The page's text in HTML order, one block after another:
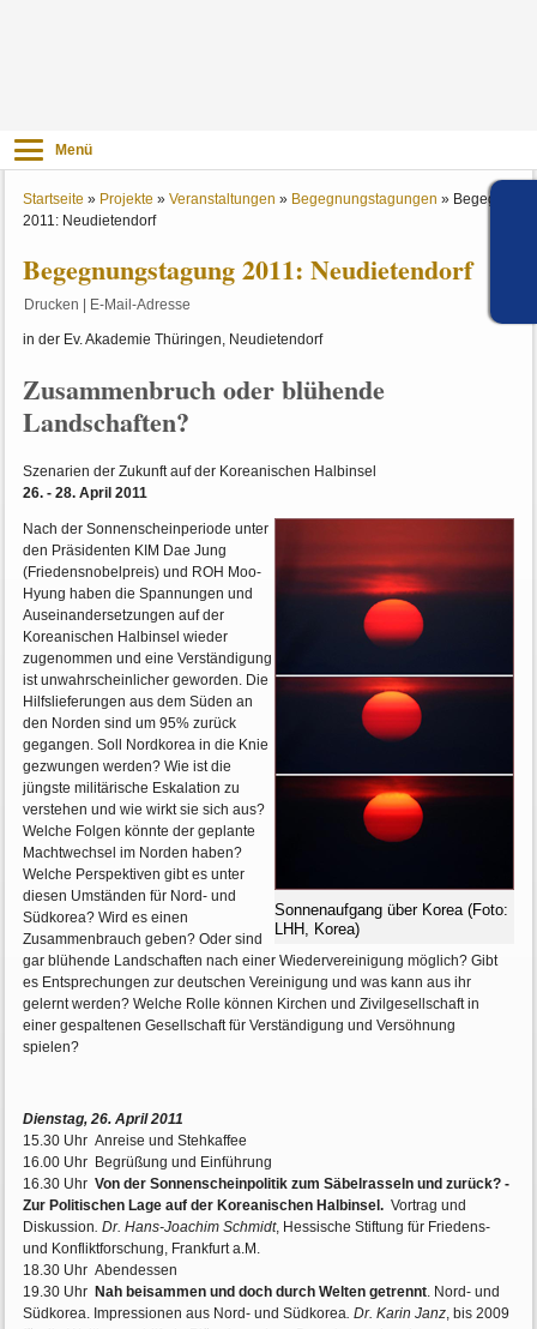
Menü
Startseite » Projekte »Veranstaltungen » Begegnungstagungen »
2011: Neudietendorf
Begegnungstagung 2011: Neudietendorf
Drucken E-Mail-Adresse
in der Ev. Akademie Thüringen, Neudietendorf
Zusammenbruch oder blühende
Landschaften?
Szenarien der Zukunft auf der Koreanischen Halbinsel
26. - 28. April 2011
Sonnenaufgang über Korea (Foto:
LHH, Korea)
Nach der Sonnenscheinperiode unter
den Präsidenten KIM Dae Jung
(Friedensnobelpreis) und ROH Moo-
Hyung haben die Spannungen und
Auseinandersetzungen auf der
Koreanischen Halbinsel wieder
zugenommen und eine Verständigung
ist unwahrscheinlicher geworden. Die
Hilfslieferungen aus dem Süden an
den Norden sind um 95% zurück
gegangen. Soll Nordkorea in die Knie
gezwungen werden? Wie ist die
jüngste militärische Eskalation zu
verstehen und wie wirkt sie sich aus?
Welche Folgen könnte der geplante
Machtwechsel im Norden haben?
Welche Perspektiven gibt es unter
diesen Umständen für Nord- und
Südkorea? Wird es einen
Zusammenbrauch geben? Oder sind
gar blühende Landschaften nach einer Wiedervereinigung möglich? Gibt
es Entsprechungen zur deutschen Vereinigung und was kann aus ihr
gelernt werden? Welche Rolle können Kirchen und Zivilgesellschaft in
einer gespaltenen Gesellschaft für Verständigung und Versöhnung
spielen?
Dienstag, 26. April 2011
15.30 Uhr Anreise und Stehkaffee
16.00 Uhr Begrüßung und Einführung
16.30 UhrVon der Sonnenscheinpolitik zum Säbelrasseln und zurück? -
Zur Politischen Lage auf der Koreanischen Halbinsel.Vortrag und
Diskussion. Dr. Hans-Joachim Schmidt, Hessische Stiftung für Friedens-
und Kon­flikt­for­schung, Frankfurt a.M.
18.30 Uhr Abendessen
19.30 Uhr Nah beisammen und doch durch Welten getrennt. Nord- und
Südkorea. Impressionen aus Nord- und Südkorea. Dr. Karin Janz, bis 2009